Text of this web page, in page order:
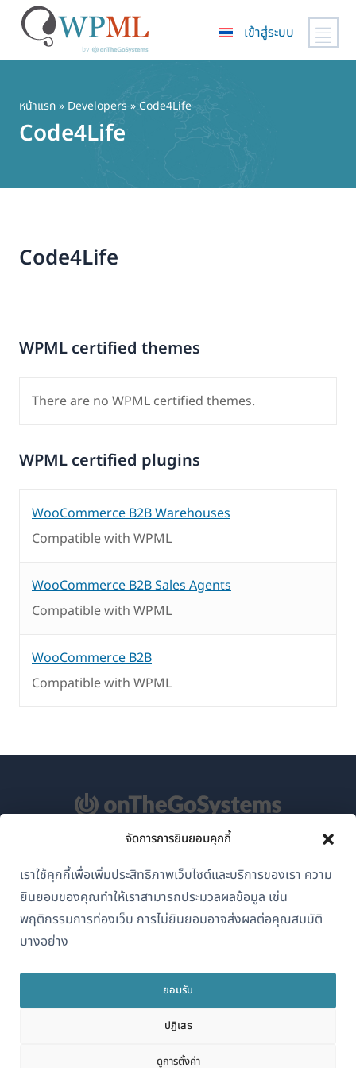
จัดการการยินยอมคุกกี้
เราใช้คุกกี้เพื่อเพิ่มประสิทธิภาพเว็บไซต์และบริการของเรา ความ
ยินยอมของคุณทำให้เราสามารถประมวลผลข้อมูล เช่น
พฤติกรรมการท่องเว็บ การไม่ยินยอมอาจส่งผลต่อคุณสมบัติ
บางอย่าง
ยอมรับ
ปฏิเสธ
ดูการตั้งค่า
เนื้อหา
เข้าสู่ระบบ
หน้าแรก» Developers » Code4Life
Code4Life
Code4Life
WPML certified themes
There are no WPML certified themes.
WPML certified plugins
WooCommerce B2B Warehouses
Compatible with WPML
WooCommerce B2B Sales Agents
Compatible with WPML
WooCommerce B2B
Compatible with WPML
OnTheGoSystems Limited
ไทย
GDPR และนโยบายความเป็นส่วนตัว
เข้าร่วมทีมของเรา(เปิด
ใน
หน้าต่าง
ใหม่)
ใน
หน้าต่าง
ใหม่)
ใน
ใหม่)